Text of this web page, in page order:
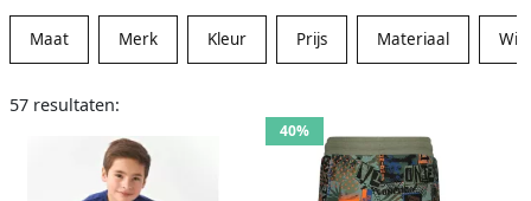
Maat Merk Kleur Prijs Materiaal
57 resultaten:
40%